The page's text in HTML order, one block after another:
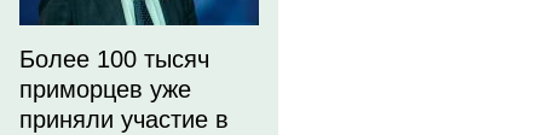
Более 100 тысяч
приморцев уже
приняли участие в